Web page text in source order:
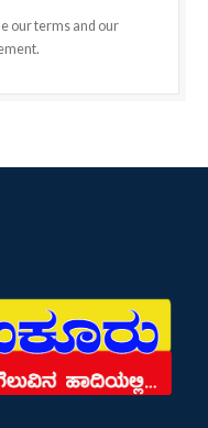
our terms and our